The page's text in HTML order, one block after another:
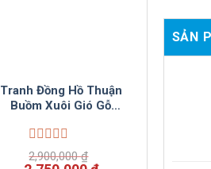
Tranh Đồng Hồ Thuận
Buồm Xuôi Gió Gỗ
127cm VinSun
Được
xếp
2,900,000₫
SẢN